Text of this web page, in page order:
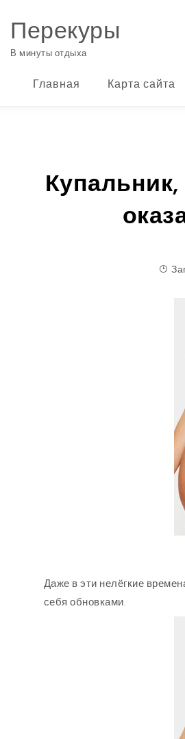
Перекуры
В минуты отдыха
Главная Карта сайта
Даже в эти нелёгкие
себя обновками.